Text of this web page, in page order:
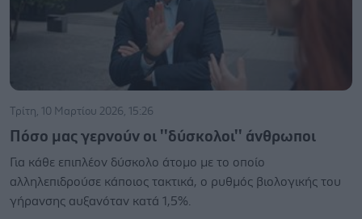
Τρίτη, 10 Μαρτίου 2026, 15:26
Πόσο μας γερνούν οι ''δύσκολοι'' άνθρωποι
Για κάθε επιπλέον δύσκολο άτομο με το οποίο
αλληλεπιδρούσε κάποιος τακτικά, ο ρυθμός βιολογικής του
γήρανσης αυξανόταν κατά 1,5%.